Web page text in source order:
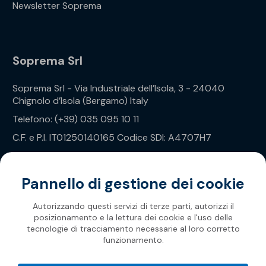
Newsletter Soprema
Soprema Srl
Soprema Srl - Via Industriale dell’Isola, 3 - 24040
Chignolo d’Isola (Bergamo) Italy
Telefono: (+39) 035 095 10 11
C.F. e P.I. IT01250140165 Codice SDI: A4707H7
Privacy Policy
Soprema 2026
Pannello di gestione dei cookie
Autorizzando questi servizi di terze parti, autorizzi il
posizionamento e la lettura dei cookie e l'uso delle
tecnologie di tracciamento necessarie al loro corretto
funzionamento.